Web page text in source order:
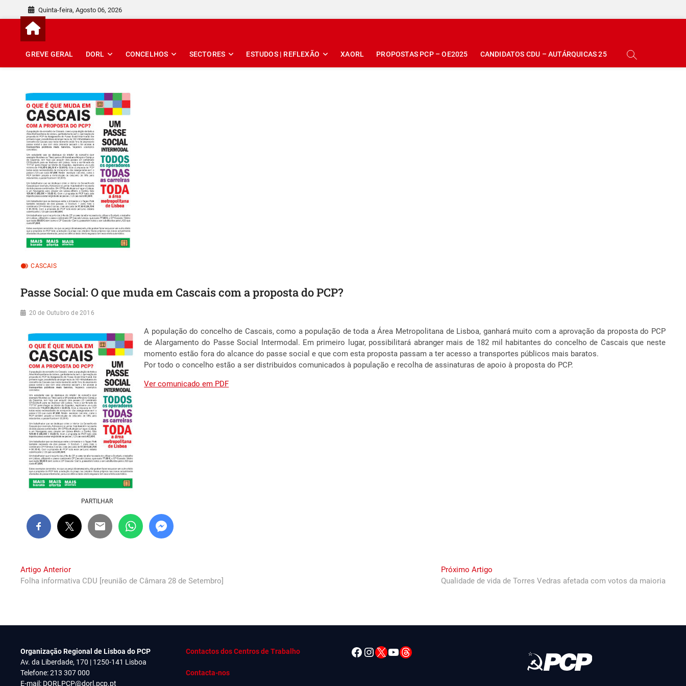
content
Quinta-feira, Agosto 06, 2026
GREVE GERAL DORL CONCELHOS SECTORES ESTUDOS | REFLEXÃO XAORL PROPOSTAS PCP – OE2025 CANDIDATOS CDU – AUTÁRQUICAS 25
CASCAIS
Passe Social: O que muda em Cascais com a proposta do PCP?
20 de Outubro de 2016
A população do concelho de Cascais, como a população de toda a Área Metropolitana de Lisboa, ganhará muito com a aprovação da proposta do PCP
de Alargamento do Passe Social Intermodal. Em primeiro lugar, possibilitará abranger mais de 182 mil habitantes do concelho de Cascais que neste
momento estão fora do alcance do passe social e que com esta proposta passam a ter acesso a transportes públicos mais baratos.
Por todo o concelho estão a ser distribuidos comunicados à população e recolha de assinaturas de apoio à proposta do PCP.
Ver comunicado em PDF
PARTILHAR
Navegação
de
Artigo AnteriorPrevious
post:
Folha informativa CDU [reunião de Câmara 28 de Setembro]
Próximo ArtigoNext
post:
Qualidade de vida de Torres Vedras afetada com votos da maioria
Organização Regional de Lisboa do PCP
Av. da Liberdade, 170 | 1250-141 Lisboa
Telefone: 213 307 000
E-mail: DORLPCP@dorl.pcp.pt
Contactos dos Centros de Trabalho
Contacta-nos
Facebook
Instagram
X YouTube
Threads